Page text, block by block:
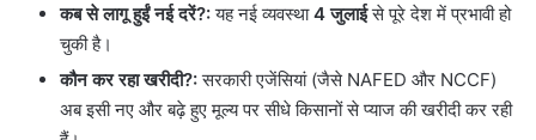
कब से लागू हुईं नई दरें?:यह नई व्यवस्था4 जुलाईसे पूरे देश में प्रभावी हो
चुकी है।
कौन कर रहा खरीदी?:सरकारी एजेंसियां (जैसे NAFED और NCCF)
अब इसी नए और बढ़े हुए मूल्य पर सीधे किसानों से प्याज की खरीदी कर रही